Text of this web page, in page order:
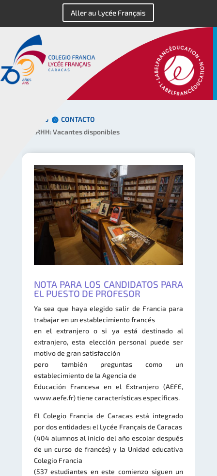
Aller au Lycée Français
Inicio
CONTACTO
RRHH: Vacantes disponibles
NOTA PARA LOS CANDIDATOS PARA
EL PUESTO DE PROFESOR
Ya sea que haya elegido salir de Francia para
trabajar en un establecimiento francés
en el extranjero o si ya está destinado al
extranjero, esta elección personal puede ser
motivo de gran satisfacción
pero también preguntas como un
establecimiento de la Agencia de
Educación Francesa en el Extranjero (AEFE,
www.aefe.fr) tiene características específicas.
El Colegio Francia de Caracas está integrado
por dos entidades: el Lycée Français de Caracas
(404 alumnos al inicio del año escolar después
de un curso de francés) y la Unidad educativa
Colegio Francia
(537 estudiantes en este comienzo siguen un